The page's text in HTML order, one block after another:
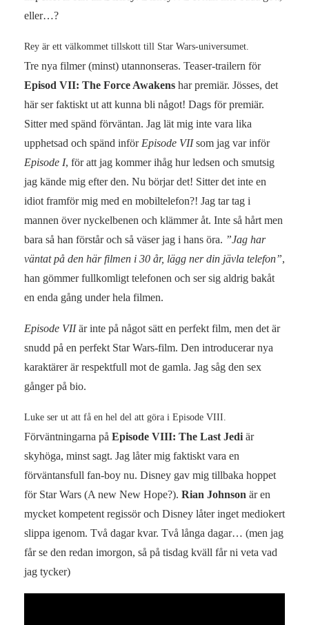
eller…?
Rey är ett välkommet tillskott till Star Wars-universumet.
Tre nya filmer (minst) utannonseras. Teaser-trailern för
Episod VII: The Force Awakens har premiär. Jösses, det
här ser faktiskt ut att kunna bli något! Dags för premiär.
Sitter med spänd förväntan. Jag lät mig inte vara lika
upphetsad och spänd inför Episode VIIsom jag var inför
Episode I, för att jag kommer ihåg hur ledsen och smutsig
jag kände mig efter den. Nu börjar det! Sitter det inte en
idiot framför mig med en mobiltelefon?! Jag tar tag i
mannen över nyckelbenen och klämmer åt. Inte så hårt men
bara så han förstår och så väser jag i hans öra. ”Jag har
väntat på den här filmen i 30 år, lägg ner din jävla telefon”,
han gömmer fullkomligt telefonen och ser sig aldrig bakåt
en enda gång under hela filmen.
Episode VIIär inte på något sätt en perfekt film, men det är
snudd på en perfekt Star Wars-film. Den introducerar nya
karaktärer är respektfull mot de gamla. Jag såg den sex
gånger på bio.
Luke ser ut att få en hel del att göra i Episode VIII.
Förväntningarna på Episode VIII: The Last Jedi är
skyhöga, minst sagt. Jag låter mig faktiskt vara en
förväntansfull fan-boy nu. Disney gav mig tillbaka hoppet
för Star Wars (A new New Hope?). Rian Johnson är en
mycket kompetent regissör och Disney låter inget mediokert
slippa igenom. Två dagar kvar. Två långa dagar… (men jag
får se den redan imorgon, så på tisdag kväll får ni veta vad
jag tycker)